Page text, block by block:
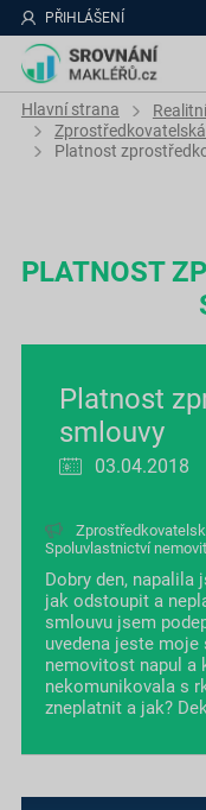
PŘIHLÁŠENÍ
Hlavní strana
Platnost
PLATNOST
Platnost
smlouvy
03.04.2018
Spoluvlastnictví
Dobry den, napalila
jak odstoupit a
smlouvu jsem
uvedena jeste
nemovitost napul a
nekomunikovala s
zneplatnit a jak?